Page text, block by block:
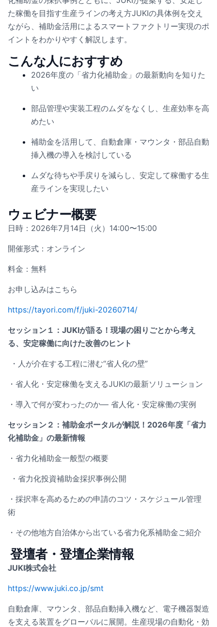
た稼働を目指す生産ラインの考え方JUKIの具体例を交え
ながら、補助金活用によるスマートファクトリー実現のポ
イントをわかりやすく解説します。
こんな人におすすめ
2026年度の「省力化補助金」の最新動向を知りた
い
部品管理や実装工程のムダをなくし、生産効率を高
めたい
補助金を活用して、自動倉庫・マウンタ・部品自動
挿入機の導入を検討している
ムダな待ちや手戻りを減らし、安定して稼働する生
産ラインを実現したい
ウェビナー概要
日時：2026年7月14日（火）14:00〜15:00
開催形式：オンライン
料金：無料
お申し込みはこちら
https://tayori.com/f/juki-20260714/
セッション１：JUKIが語る！現場の困りごとから考え
る、安定稼働に向けた改善のヒント
・人が介在する工程に潜む“省人化の壁”
・省人化・安定稼働を支えるJUKIの最新ソリューション
・導入で何が変わったのか― 省人化・安定稼働の実例
セッション２：補助金ポータルが解説！2026年度「省力
化補助金」の最新情報
・省力化補助金一般型の概要
・省力化投資補助金採択事例公開
・採択率を高めるための申請のコツ・スケジュール管理
術
・その他地方自治体から出ている省力化系補助金ご紹介
登壇者・登壇企業情報
JUKI株式会社
https://www.juki.co.jp/smt
自動倉庫、マウンタ、部品自動挿入機など、電子機器製造
を支える装置をグローバルに展開。生産現場の自動化・効